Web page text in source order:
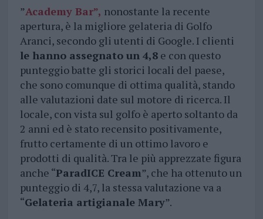
”Academy Bar”, nonostante la recente
apertura, è la migliore gelateria di Golfo
Aranci, secondo gli utenti di Google. I clienti
le hanno assegnato un 4,8e con questo
punteggio batte gli storici locali del paese,
che sono comunque di ottima qualità, stando
alle valutazioni date sul motore di ricerca. Il
locale, con vista sul golfo è aperto soltanto da
2 anni ed è stato recensito positivamente,
frutto certamente di un ottimo lavoro e
prodotti di qualità. Tra le più apprezzate figura
anche “ParadICE Cream”, che ha ottenuto un
punteggio di 4,7, la stessa valutazione va a
“Gelateria artigianale Mary”.